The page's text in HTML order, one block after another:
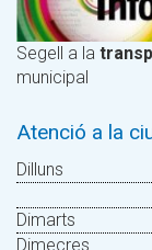
Segell a la
municipal
Atenció a la
Dilluns
Dimarts
Dimecres